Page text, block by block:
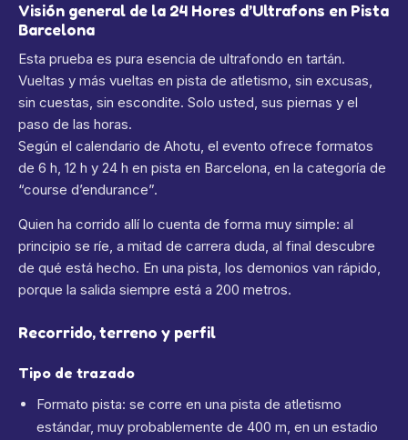
Visión general de la 24 Hores d’Ultrafons en Pista
Barcelona
Esta prueba es pura esencia de ultrafondo en tartán.
Vueltas y más vueltas en pista de atletismo, sin excusas,
sin cuestas, sin escondite. Solo usted, sus piernas y el
paso de las horas.
Según el calendario de Ahotu, el evento ofrece formatos
de 6 h, 12 h y 24 h en pista en Barcelona, en la categoría de
“course d’endurance”.
Quien ha corrido allí lo cuenta de forma muy simple: al
principio se ríe, a mitad de carrera duda, al final descubre
de qué está hecho. En una pista, los demonios van rápido,
porque la salida siempre está a 200 metros.
Recorrido, terreno y perfil
Tipo de trazado
Formato pista: se corre en una pista de atletismo
estándar, muy probablemente de 400 m, en un estadio